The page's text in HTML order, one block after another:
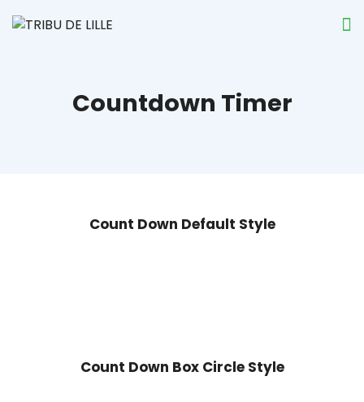
Countdown Timer
Count Down Default Style
Count Down Box Circle Style